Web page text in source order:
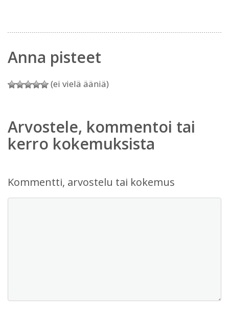
Anna pisteet
(ei vielä ääniä)
Arvostele, kommentoi tai
kerro kokemuksista
Kommentti, arvostelu tai kokemus